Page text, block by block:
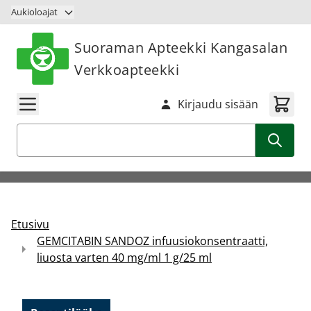
Siirry sisältöön
Aukioloajat
Suoraman Apteekki Kangasalan
Verkkoapteekki
Kirjaudu sisään
Etusivu
GEMCITABIN SANDOZ infuusiokonsentraatti,
liuosta varten 40 mg/ml 1 g/25 ml